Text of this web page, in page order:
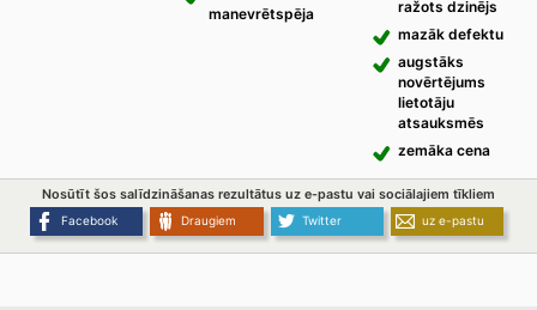
manevrētspēja
ražots dzinējs
mazāk defektu
augstāks
novērtējums
lietotāju
atsauksmēs
zemāka cena
Nosūtīt šos salīdzināšanas rezultātus uz e-pastu vai sociālajiem tīkliem
Facebook Draugiem Twitter uz e-pastu